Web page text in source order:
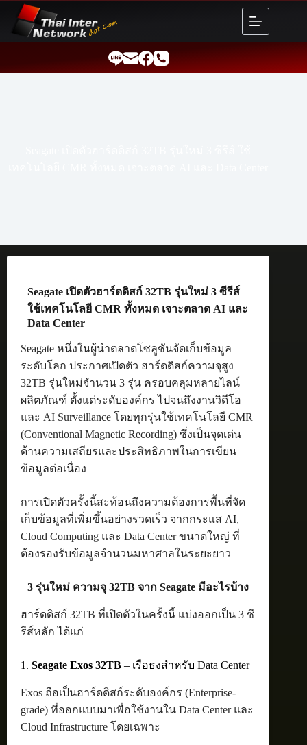
content
Seagate เปิดตัวฮาร์ดดิสก์ 32TB รุ่นใหม่ 3 ซีรีส์
ใช้เทคโนโลยี CMR ทั้งหมด เจาะตลาด AI และ
Data Center
Seagate หนึ่งในผู้นำตลาดโซลูชันจัดเก็บข้อมูล
ระดับโลก ประกาศเปิดตัว ฮาร์ดดิสก์ความจุสูง
32TB รุ่นใหม่จำนวน 3 รุ่น ครอบคลุมหลายไลน์
ผลิตภัณฑ์ ตั้งแต่ระดับองค์กร ไปจนถึงงานวิดีโอ
และ AI Surveillance โดยทุกรุ่นใช้เทคโนโลยี CMR
(Conventional Magnetic Recording) ซึ่งเป็นจุดเด่น
ด้านความเสถียรและประสิทธิภาพในการเขียน
ข้อมูลต่อเนื่อง
การเปิดตัวครั้งนี้สะท้อนถึงความต้องการพื้นที่จัด
เก็บข้อมูลที่เพิ่มขึ้นอย่างรวดเร็ว จากกระแส AI,
Cloud Computing และ Data Center ขนาดใหญ่ ที่
ต้องรองรับข้อมูลจำนวนมหาศาลในระยะยาว
3 รุ่นใหม่ ความจุ 32TB จาก Seagate มีอะไรบ้าง
ฮาร์ดดิสก์ 32TB ที่เปิดตัวในครั้งนี้ แบ่งออกเป็น 3 ซี
รีส์หลัก ได้แก่
1. Seagate Exos 32TB – เรือธงสำหรับ Data Center
Exos ถือเป็นฮาร์ดดิสก์ระดับองค์กร (Enterprise-
grade) ที่ออกแบบมาเพื่อใช้งานใน Data Center และ
Cloud Infrastructure โดยเฉพาะ